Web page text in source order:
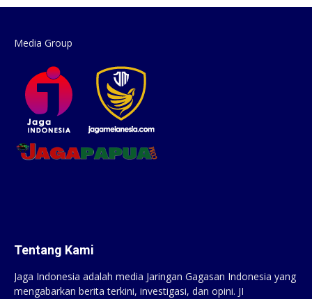
Media Group
Tentang Kami
Jaga Indonesia adalah media Jaringan Gagasan Indonesia yang
mengabarkan berita terkini, investigasi, dan opini. JI